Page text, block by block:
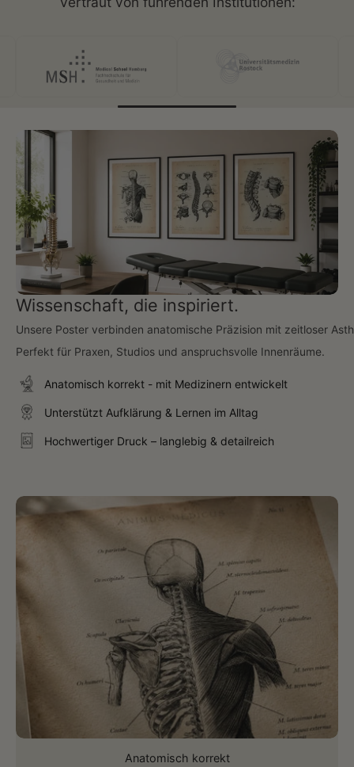
Wissenschaft, die inspiriert.
Unsere Poster verbinden anatomische Präzision mit zeitloser
Perfekt für Praxen, Studios und anspruchsvolle Innenräume.
Anatomisch korrekt - mit Medizinern entwickelt
Unterstützt Aufklärung & Lernen im Alltag
Hochwertiger Druck – langlebig & detailreich
Anatomisch korrekt